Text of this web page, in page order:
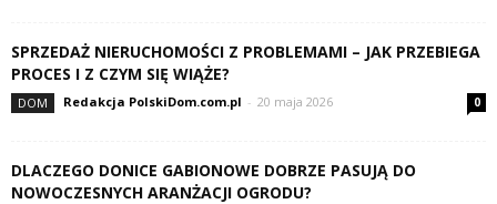
SPRZEDAŻ NIERUCHOMOŚCI Z PROBLEMAMI – JAK PRZEBIEGA
PROCES I Z CZYM SIĘ WIĄŻE?
DOM Redakcja PolskiDom.com.pl - 20 maja 2026 0
DLACZEGO DONICE GABIONOWE DOBRZE PASUJĄ DO
NOWOCZESNYCH ARANŻACJI OGRODU?